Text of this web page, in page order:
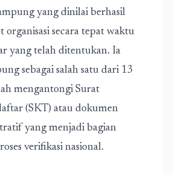
yang dinilai berhasil
organisasi secara tepat waktu
yang telah ditentukan. Ia
sebagai salah satu dari 13
mengantongi Surat
(SKT) atau dokumen
yang menjadi bagian
verifikasi nasional.